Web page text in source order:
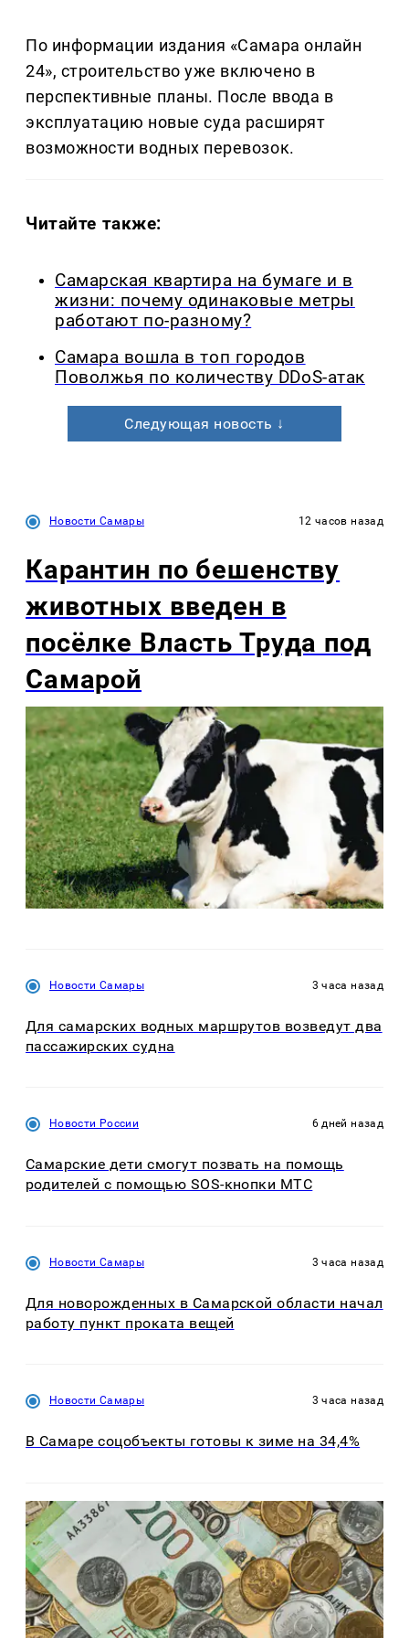
По информации издания «Самара онлайн
24», строительство уже включено в
перспективные планы. После ввода в
эксплуатацию новые суда расширят
возможности водных перевозок.
Читайте также:
Самарская квартира на бумаге и в
жизни: почему одинаковые метры
работают по-разному?
Самара вошла в топ городов
Поволжья по количеству DDoS-атак
Следующая новость ↓
Новости Самары 12 часов назад
Карантин по бешенству
животных введен в
посёлке Власть Труда под
Самарой
Новости Самары 3 часа назад
Для самарских водных маршрутов возведут два
пассажирских судна
Новости России 6 дней назад
Самарские дети смогут позвать на помощь
родителей с помощью SOS-кнопки МТС
Новости Самары 3 часа назад
Для новорожденных в Самарской области начал
работу пункт проката вещей
Новости Самары 3 часа назад
В Самаре соцобъекты готовы к зиме на 34,4%